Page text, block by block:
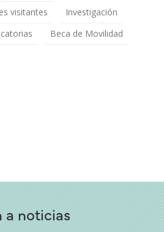
visitantes
Investigación
Beca de Movilidad
a noticias